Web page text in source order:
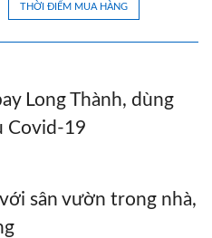
THỜI ĐIỂM MUA HÀNG
Long Thành, dùng
Covid-19
sân vườn trong nhà,